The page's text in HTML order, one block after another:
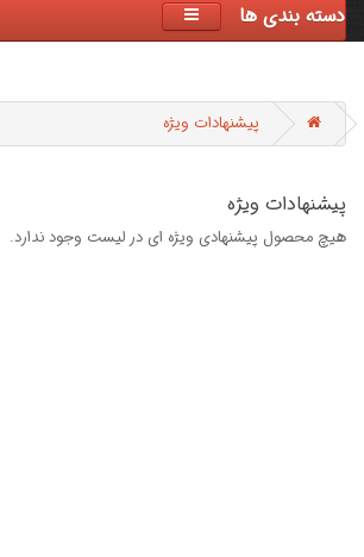
دسته بندی ها
پیشنهادات ویژه
پیشنهادات ویژه
هیچ محصول پیشنهادی ویژه ای در لیست وجود ندارد.